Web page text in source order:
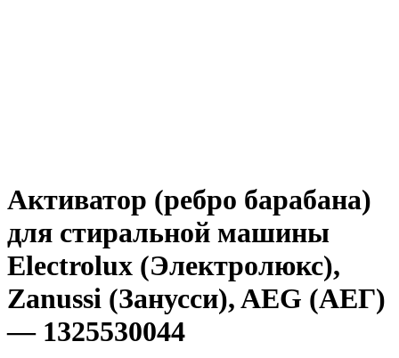
Активатор (ребро барабана)
для стиральной машины
Electrolux (Электролюкс),
Zanussi (Занусси), AEG (АЕГ)
— 1325530044